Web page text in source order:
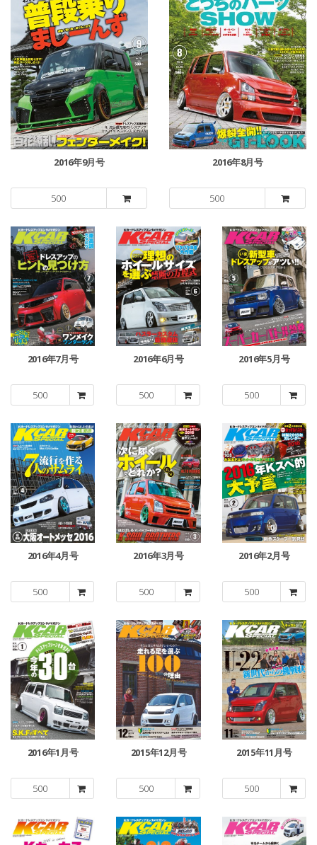
2016年9月号
500
2016年8月号
500
2016年7月号
500
2016年6月号
500
2016年5月号
500
2016年4月号
500
2016年3月号
500
2016年2月号
500
2016年1月号
500
2015年12月号
500
2015年11月号
500